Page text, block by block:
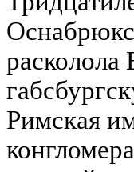
расколола
Римская